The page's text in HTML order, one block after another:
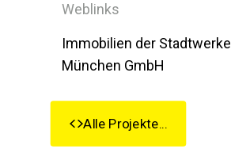
Weblinks
Immobilien der Stadtwerke
München GmbH
Alle Projekte...